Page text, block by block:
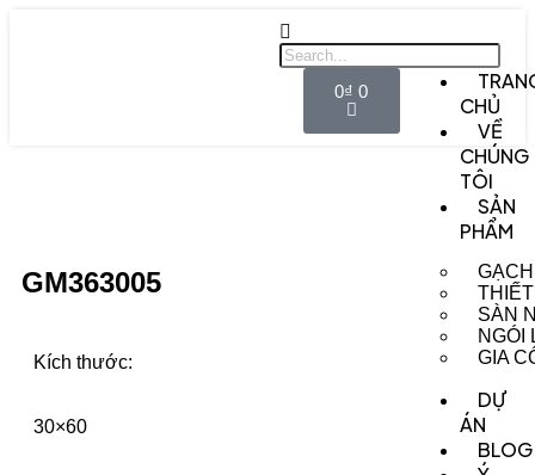
0₫ 0
CHỦ
VỀ
CHÚNG
TÔI
SẢN
PHẨM
GẠCH
SÀN
NGÓI
GIA
DỰ
ÁN
BLOG
GM363005
Kích thước:
30×60